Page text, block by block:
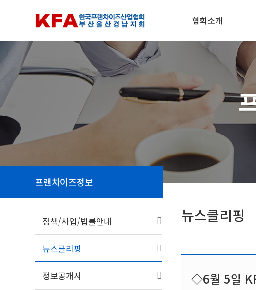
협회소개
프랜차이즈정보
정책/사업/법률안내
뉴스클리핑
정보공개서
뉴스클리핑
◇6월 5일